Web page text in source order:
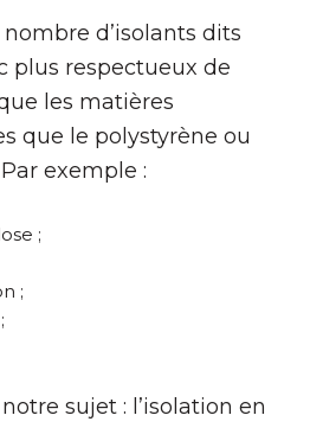
d’isolants dits
plus respectueux de
les matières
que le polystyrène ou
exemple :
;
;
sujet : l’isolation en